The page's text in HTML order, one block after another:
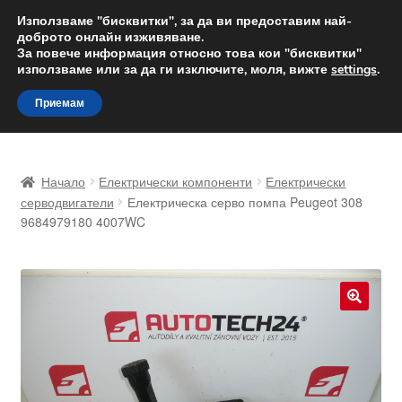
ДОСТАВКА от 12 лв.
Доставка по целия свят
Skip
to
navigation
Skip
to
content
Доставка по целия свят
Контакт
Начало Електрически компоненти
Електрически
серводвигатели
Електрическа серво помпа Peugeot 308
9684979180 4007WC
Използваме "бисквитки", за да ви предоставим най-
доброто онлайн изживяване.
За повече информация относно това кои "бисквитки"
използваме или за да ги изключите, моля, вижте settings.
Приемам